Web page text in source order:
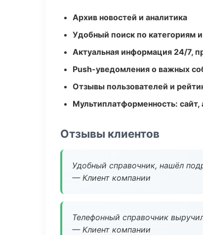
Архив новостей и аналитика
Удобный поиск по категориям
Актуальная информация 24/7,
Push-уведомления о важных
Отзывы пользователей и
Мультиплатформенность: сайт,
Отзывы клиентов
Удобный справочник, нашёл
— Клиент компании
Телефонный справочник
— Клиент компании